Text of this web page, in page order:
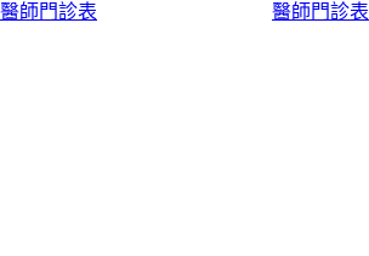
醫師門診表 醫師門診表